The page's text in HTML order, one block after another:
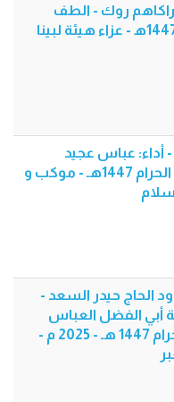
راكاهم روك - الطف
يازلمة يعارك بي - محرم1447ه‍ - عزاء هيئة لبينا
عباس عجيد
العامري - مجالس محرم الحرام 1447هـ - موكب و
الحاج حيدر السعد -
– ليلة أبي الفضل العباس
(عليه السلام) - محرّم الحرام 1447 هـ - 2025 م -